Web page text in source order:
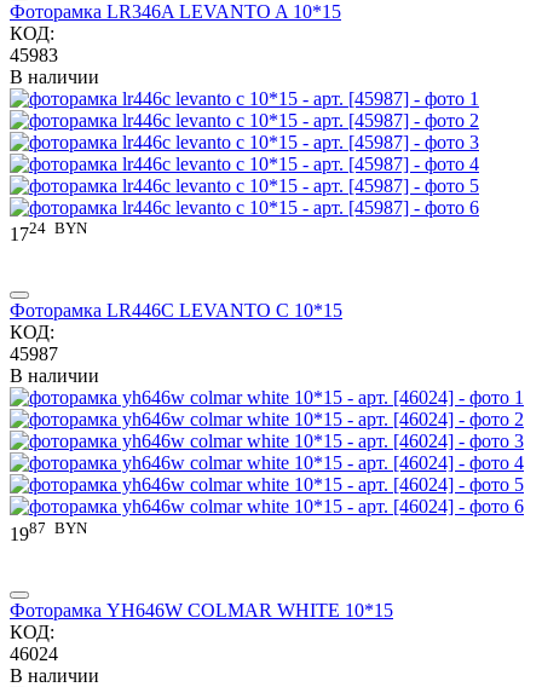
Фоторамка LR346A LEVANTO A 10*15
КОД:
45983
В наличии
1724 BYN
Фоторамка LR446C LEVANTO C 10*15
КОД:
45987
В наличии
1987 BYN
Фоторамка YH646W COLMAR WHITE 10*15
КОД:
46024
В наличии